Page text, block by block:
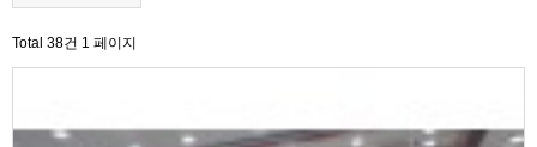
Total 38건 1 페이지